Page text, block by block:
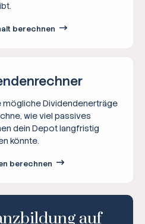
berechnen
mögliche Dividendenerträge
wie viel passives
dein Depot langfristig
könnte.
berechnen
auf